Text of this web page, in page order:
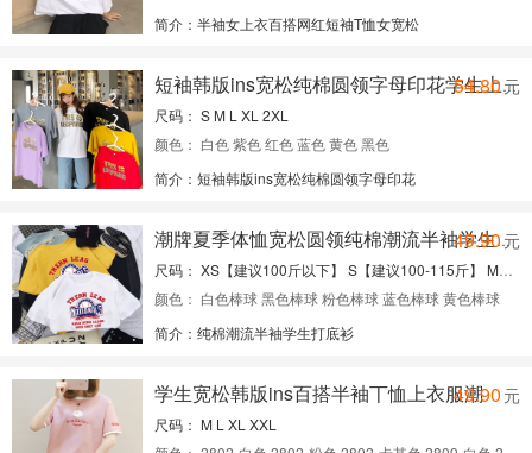
简介：半袖女上衣百搭网红短袖T恤女宽松
免费代理请关注微信公众号：yifupafa
短袖韩版ins宽松纯棉圆领字母印花学生上衣
尺码： S M L XL 2XL
颜色： 白色 紫色 红色 蓝色 黄色 黑色
简介：短袖韩版ins宽松纯棉圆领字母印花
免费代理请关注微信公众号：yifupafa
54.80元
潮牌夏季体恤宽松圆领纯棉潮流半袖学生打底衫
颜色： 白色棒球 黑色棒球 粉色棒球 蓝色棒球 黄色棒球
简介：纯棉潮流半袖学生打底衫
免费代理请关注微信公众号：yifupafa
49.90元
学生宽松韩版ins百搭半袖丅恤上衣服潮
尺码： M L XL XXL
49.90 元